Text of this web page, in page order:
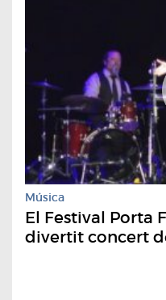
Música
El Festival Porta
divertit concert